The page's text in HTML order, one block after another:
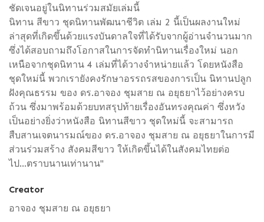
ชัดเจนอยู่ในนิทานร่วมสมัยเล่มนี้
นิทาน สีขาว ชุดนิทานพัฒนาชีวิต เล่ม 2 นี้เป็นผลงานใหม่
ล่าสุดที่เกิดขึ้นด้วยแรงบันดาลใจที่ได้รับจากผู้อ่านจำนวนมาก
ซึ่งได้สอบถามถึงโอกาสในการจัดทำนิทานเรื่องใหม่ นอก
เหนือจากชุดนิทาน 4 เล่มที่ได้วางจำหน่ายแล้ว โดยหนังสือ
ชุดใหม่นี้ พวกเรายังคงรักษาอรรถรสของการเป็น นิทานปลูก
ฝังคุณธรรม ของ ดร.อาจอง ชุมสาย ณ อยุธยาไว้อย่างครบ
ถ้วน ซึ่งมาพร้อมด้วยบทสรุปท้ายเรื่องอันทรงคุณค่า ซึ่งหวัง
เป็นอย่างยิ่งว่าหนังสือ นิทานสีขาว ชุดใหม่นี้ จะสามารถ
สืบสานเจตนารมณ์ของ ดร.อาจอง ชุมสาย ณ อยุธยาในการมี
ส่วนร่วมสร้าง สังคมสีขาว ให้เกิดขึ้นได้ในสังคมไทยต่อ
ไป...ตราบนานเท่านาน"
Creator
อาจอง ชุมสาย ณ อยุธยา